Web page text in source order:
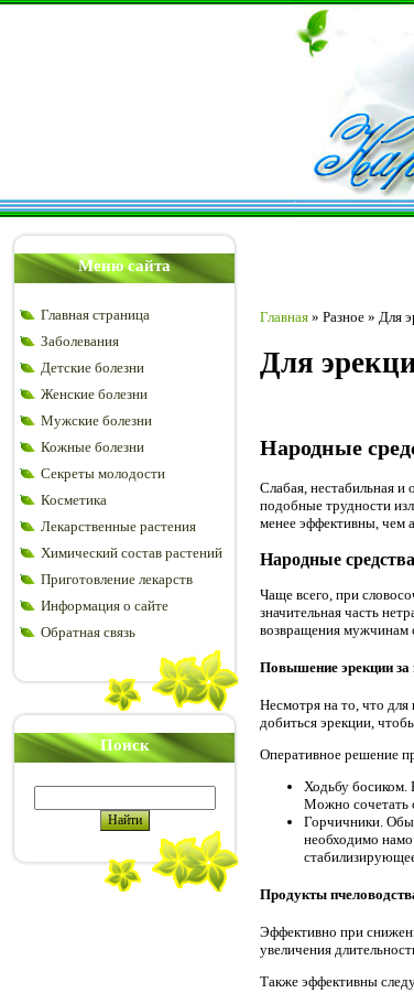
Меню сайта
Главная страница
Заболевания
Детские болезни
Женские болезни
Мужские болезни
Кожные болезни
Секреты молодости
Косметика
Лекарственные растения
Химический состав растений
Приготовление лекарств
Информация о сайте
Обратная связь
Поиск
Главная » Разное » Для
Для
Народные
Слабая, нестабильная и
подобные трудности
менее эффективны, чем
Народные
Чаще всего, при
значительная часть
возвращения мужчинам
Повышение эрекции за
Несмотря на то, что для
добиться эрекции,
Оперативное решение
Ходьбу босиком.
Можно сочетать
Горчичники.
необходимо
Продукты
Эффективно при
увеличения
Также эффективны